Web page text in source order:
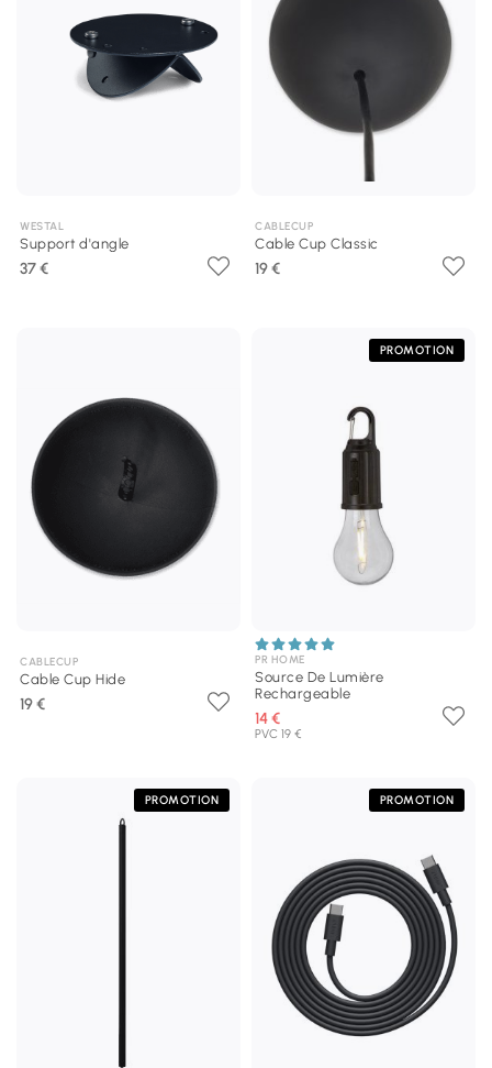
WESTAL
Support d'angle
37 €
CABLECUP
Cable Cup Classic
19 €
CABLECUP
Cable Cup Hide
19 €
PROMOTION
PR HOME
Source De Lumière
Rechargeable
14 €
PVC 19 €
PROMOTION PROMOTION